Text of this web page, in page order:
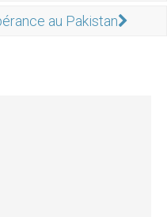
au Pakistan